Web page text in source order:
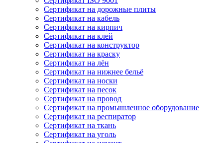
Сертификат на дорожные плиты
Сертификат на кабель
Сертификат на кирпич
Сертификат на клей
Сертификат на конструктор
Сертификат на краску
Сертификат на лён
Сертификат на нижнее бельё
Сертификат на носки
Сертификат на песок
Сертификат на провод
Сертификат на промышленное оборудование
Сертификат на респиратор
Сертификат на ткань
Сертификат на уголь